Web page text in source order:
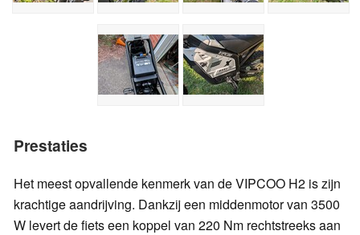
Prestaties
Het meest opvallende kenmerk van de VIPCOO H2 is zijn
krachtige aandrijving. Dankzij een middenmotor van 3500
W levert de fiets een koppel van 220 Nm rechtstreeks aan